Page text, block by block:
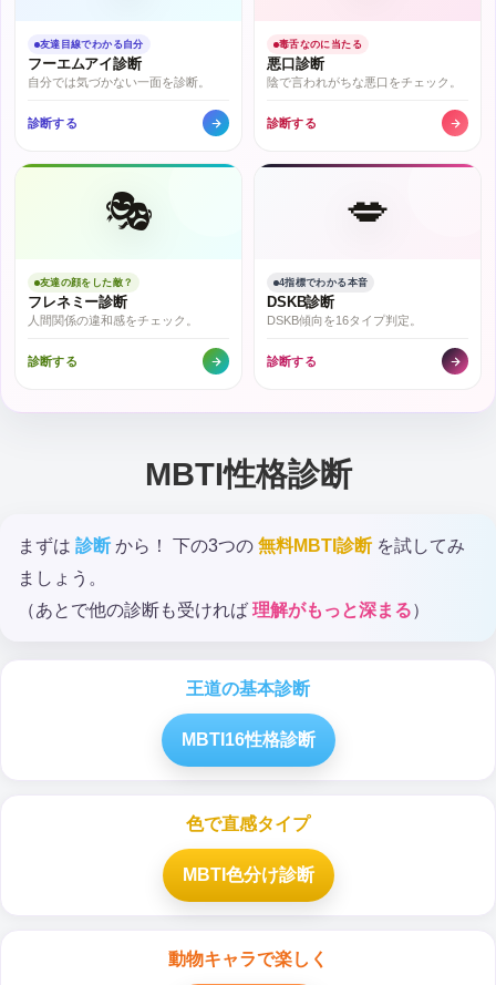
友達目線でわかる自分
フーエムアイ診断
自分では気づかない一面を診断。
診断する
毒舌なのに当たる
悪口診断
陰で言われがちな悪口をチェック。
診断する
🎭
友達の顔をした敵？
フレネミー診断
人間関係の違和感をチェック。
診断する
💋
4指標でわかる本音
DSKB診断
DSKB傾向を16タイプ判定。
診断する
MBTI性格診断
まずは 診断 から！ 下の3つの 無料MBTI診断を試してみ
ましょう。
（あとで他の診断も受ければ 理解がもっと深まる）
王道の基本診断
MBTI16性格診断
色で直感タイプ
MBTI色分け診断
動物キャラで楽しく